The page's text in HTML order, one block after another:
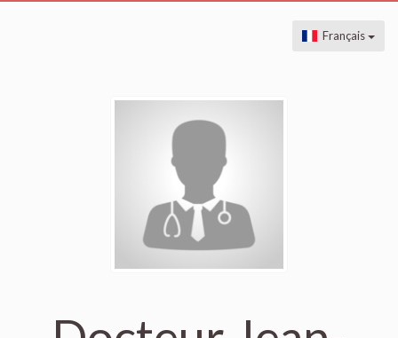
Français